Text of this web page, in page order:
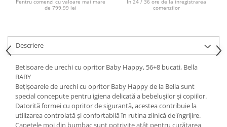
Bucatarii copii
Casute de papusi si mobilier
Cuburi si caramizi
Elicoptere, avioane si nave de
jucarie
Figurine
Frumusete, bijuterii si accesorii
fetite
Pentru comenzi cu valoare mai mare
de 799.99 lei
In 24 / 36 ore de la inregistrarea
comenzilor
Descriere
Betisoare de urechi cu opritor Baby Happy, 56+8 bucati, Bella
BABY
Bețișoarele de urechi cu opritor Baby Happy de la Bella sunt
special concepute pentru igiena delicată a bebelușilor și copiilor.
Datorită formei cu opritor de siguranță, acestea contribuie la
utilizarea controlată și confortabilă în rutina zilnică de îngrijire.
Capetele moi din bumbac sunt potrivite atât pentru curățarea